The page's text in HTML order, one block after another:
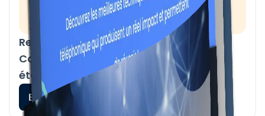
Responsables du recrutement :
Comment recruter facilement en 7
étapes ?
En savoir plus